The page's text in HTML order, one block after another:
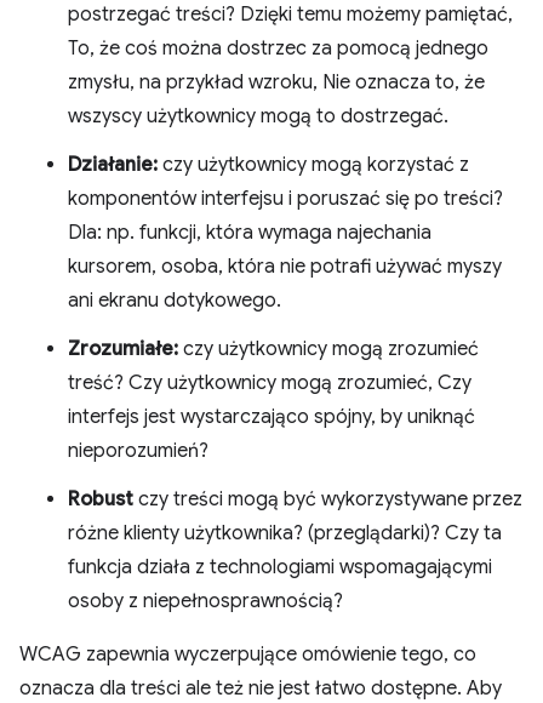
postrzegać treści? Dzięki temu możemy pamiętać,
To, że coś można dostrzec za pomocą jednego
zmysłu, na przykład wzroku, Nie oznacza to, że
wszyscy użytkownicy mogą to dostrzegać.
Działanie: czy użytkownicy mogą korzystać z
komponentów interfejsu i poruszać się po treści?
Dla: np. funkcji, która wymaga najechania
kursorem, osoba, która nie potrafi używać myszy
ani ekranu dotykowego.
Zrozumiałe: czy użytkownicy mogą zrozumieć
treść? Czy użytkownicy mogą zrozumieć, Czy
interfejs jest wystarczająco spójny, by uniknąć
nieporozumień?
Robust czy treści mogą być wykorzystywane przez
różne klienty użytkownika? (przeglądarki)? Czy ta
funkcja działa z technologiami wspomagającymi
osoby z niepełnosprawnością?
WCAG zapewnia wyczerpujące omówienie tego, co
oznacza dla treści ale też nie jest łatwo dostępne. Aby